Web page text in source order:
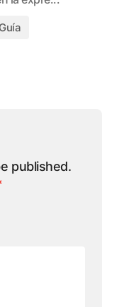
Guía
published.